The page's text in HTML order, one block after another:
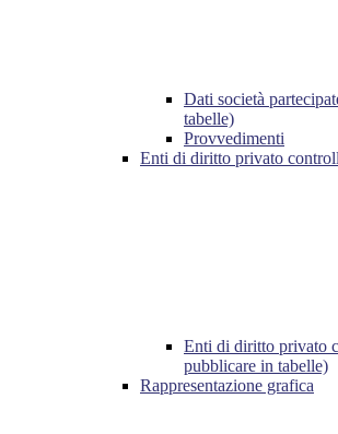
Dati società
tabelle)
Provvedimenti
Enti di diritto privato
Enti di diritto privato
pubblicare in tabelle)
Rappresentazione grafica